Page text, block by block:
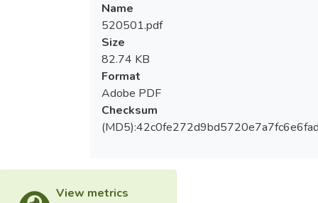
Name
520501.pdf
Size
82.74 KB
Format
Adobe PDF
Checksum
View metrics